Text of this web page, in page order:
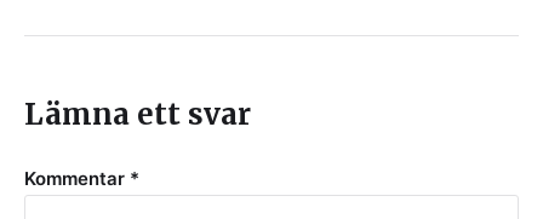
Lämna ett svar
Kommentar *